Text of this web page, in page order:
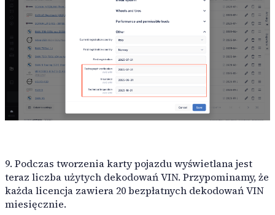
9. Podczas tworzenia karty pojazdu wyświetlana jest
teraz liczba użytych dekodowań VIN. Przypominamy, że
każda licencja zawiera 20 bezpłatnych dekodowań VIN
miesięcznie.